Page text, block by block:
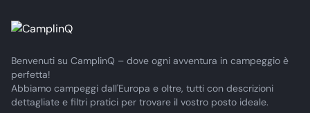
Benvenuti su CamplinQ – dove ogni avventura in campeggio è
perfetta!
Abbiamo campeggi dall'Europa e oltre, tutti con descrizioni
dettagliate e filtri pratici per trovare il vostro posto ideale.